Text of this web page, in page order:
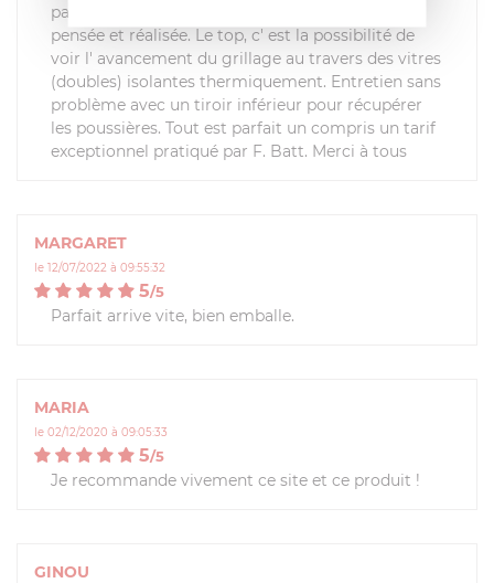
parfaite, conception de cette machine très bien
pensée et réalisée. Le top, c' est la possibilité de
voir l' avancement du grillage au travers des vitres
(doubles) isolantes thermiquement. Entretien sans
problème avec un tiroir inférieur pour récupérer
les poussières. Tout est parfait un compris un tarif
exceptionnel pratiqué par F. Batt. Merci à tous
MARGARET
le 12/07/2022 à 09:55:32
5/5
Parfait arrive vite, bien emballe.
MARIA
le 02/12/2020 à 09:05:33
5/5
Je recommande vivement ce site et ce produit !
GINOU